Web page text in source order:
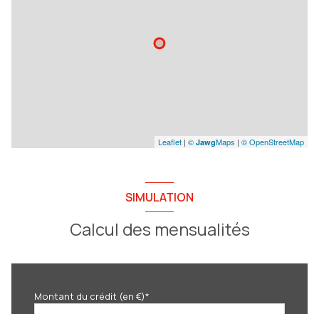
Leaflet | © JawgMaps | © OpenStreetMap
SIMULATION
Calcul des mensualités
Montant du crédit (en €)*